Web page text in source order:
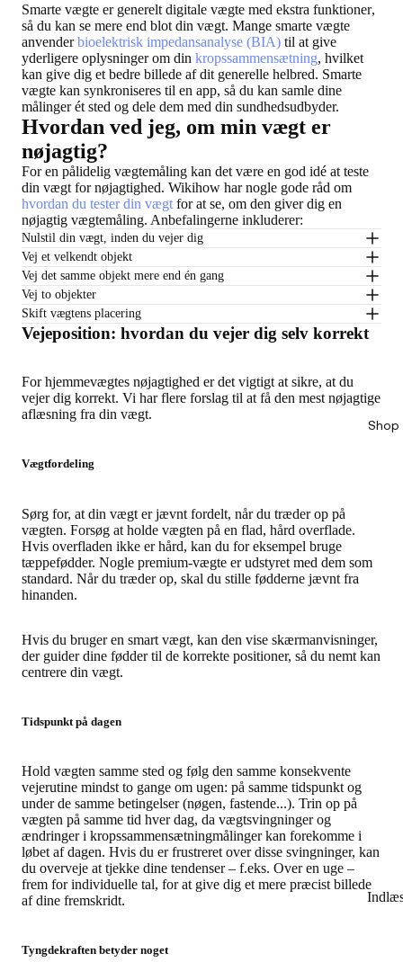
Shop
Smarte vægte er generelt digitale vægte med ekstra funktioner,
så du kan se mere end blot din vægt. Mange smarte vægte
anvenderbioelektrisk impedansanalyse (BIA) til at give
yderligere oplysninger om din kropssammensætning, hvilket
kan give dig et bedre billede af dit generelle helbred. Smarte
vægte kan synkroniseres til en app, så du kan samle dine
målinger ét sted og dele dem med din sundhedsudbyder.
Hvordan ved jeg, om min vægt er
nøjagtig?
For en pålidelig vægtemåling kan det være en god idé at teste
din vægt for nøjagtighed. Wikihow har nogle gode råd om
hvordan du tester din vægt for at se, om den giver dig en
nøjagtig vægtemåling. Anbefalingerne inkluderer:
Nulstil din vægt, inden du vejer dig
Vej et velkendt objekt
Vej det samme objekt mere end én gang
Vej to objekter
Skift vægtens placering
Vejeposition: hvordan du vejer dig selv korrekt
For hjemmevægtes nøjagtighed er det vigtigt at sikre, at du
vejer dig korrekt. Vi har flere forslag til at få den mest nøjagtige
aflæsning fra din vægt.
Vægtfordeling
Sørg for, at din vægt er jævnt fordelt, når du træder op på
vægten. Forsøg at holde vægten på en flad, hård overflade.
Hvis overfladen ikke er hård, kan du for eksempel bruge
tæppefødder. Nogle premium-vægte er udstyret med dem som
standard. Når du træder op, skal du stille fødderne jævnt fra
hinanden.
Hvis du bruger en smart vægt, kan den vise skærmanvisninger,
der guider dine fødder til de korrekte positioner, så du nemt kan
centrere din vægt.
Tidspunkt på dagen
Hold vægten samme sted og følg den samme konsekvente
vejerutine mindst to gange om ugen: på samme tidspunkt og
under de samme betingelser (nøgen, fastende...). Trin op på
vægten på samme tid hver dag, da vægtsvingninger og
ændringer i kropssammensætningmålinger kan forekomme i
løbet af dagen. Hvis du er frustreret over disse svingninger, kan
du overveje at tjekke dine tendenser – f.eks. Over en uge –
frem for individuelle tal, for at give dig et mere præcist billede
af dine fremskridt.
Tyngdekraften betyder noget